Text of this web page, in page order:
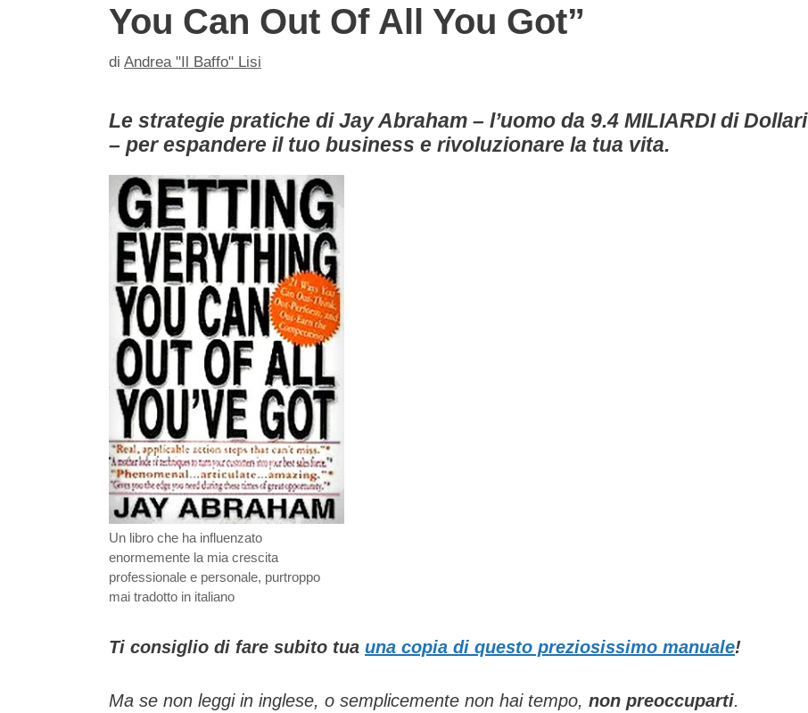
You Can Out Of All You Got”
di Andrea "Il Baffo" Lisi
Le strategie pratiche di Jay Abraham – l’uomo da 9.4 MILIARDI di Dollari
– per espandere il tuo business e rivoluzionare la tua vita.
Un libro che ha influenzato
enormemente la mia crescita
professionale e personale, purtroppo
mai tradotto in italiano
Ti consiglio di fare subito tua una copia di questo preziosissimo manuale!
Ma se non leggi in inglese, o semplicemente non hai tempo, non preoccuparti.